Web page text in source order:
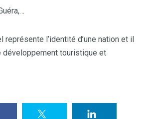
représente l’identité d’une nation et il
développement touristique et